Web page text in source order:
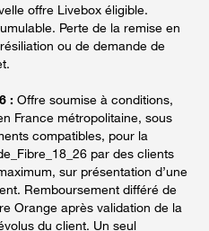
offre Livebox éligible.
Perte de la remise en
ou de demande de
: Offre soumise à conditions,
France métropolitaine, sous
compatibles, pour la
par des clients
sur présentation d’une
Remboursement différé de
Orange après validation de la
du client. Un seul